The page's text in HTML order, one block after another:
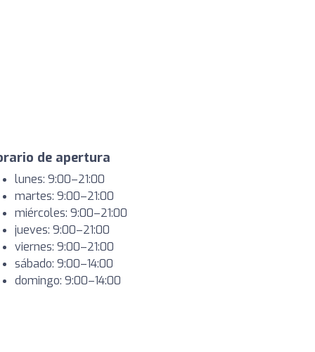
de apertura
lunes: 9:00–21:00
martes: 9:00–21:00
miércoles: 9:00–21:00
jueves: 9:00–21:00
viernes: 9:00–21:00
sábado: 9:00–14:00
domingo: 9:00–14:00